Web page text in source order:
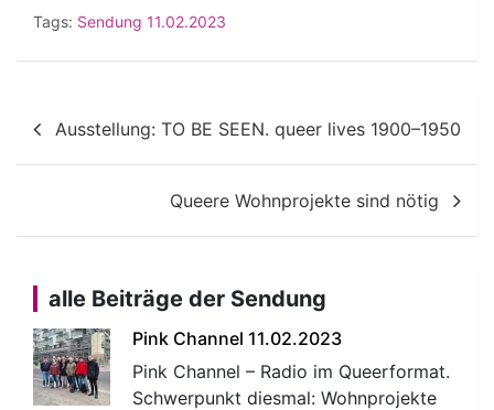
Tags: Sendung 11.02.2023
Beitragsnavigation
Ausstellung: TO BE SEEN. queer lives 1900–1950
Queere Wohnprojekte sind nötig
alle Beiträge der Sendung
Pink Channel 11.02.2023
Pink Channel – Radio im Queerformat.
Schwerpunkt diesmal: Wohnprojekte